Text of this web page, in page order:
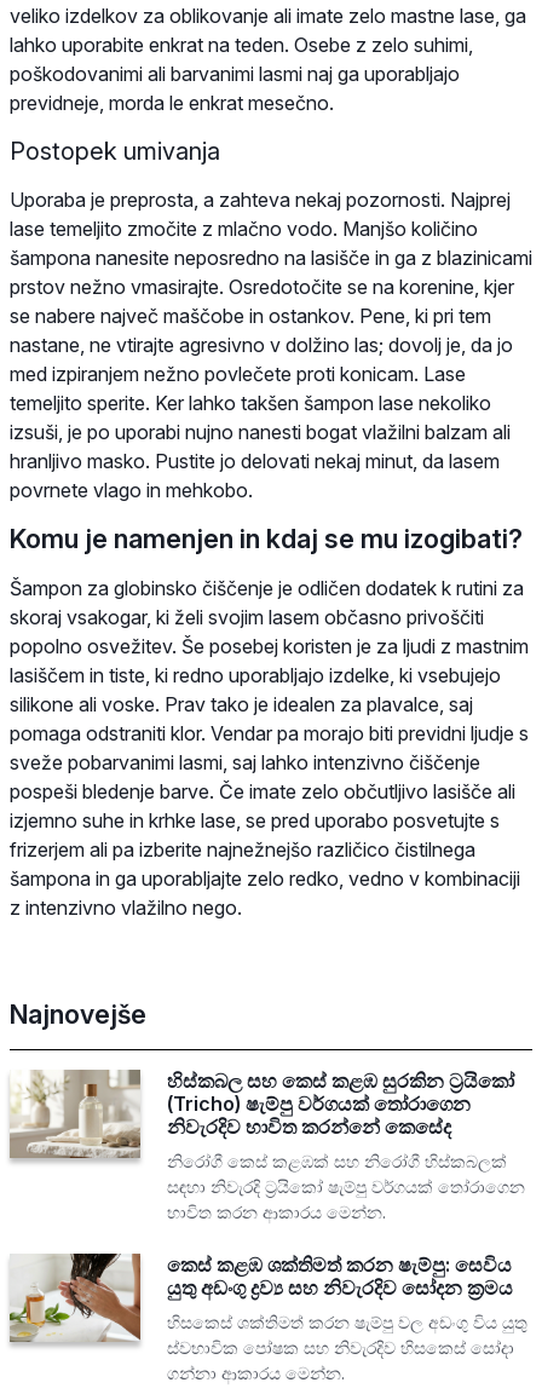
veliko izdelkov za oblikovanje ali imate zelo mastne lase, ga
lahko uporabite enkrat na teden. Osebe z zelo suhimi,
poškodovanimi ali barvanimi lasmi naj ga uporabljajo
previdneje, morda le enkrat mesečno.
Postopek umivanja
Uporaba je preprosta, a zahteva nekaj pozornosti. Najprej
lase temeljito zmočite z mlačno vodo. Manjšo količino
šampona nanesite neposredno na lasišče in ga z blazinicami
prstov nežno vmasirajte. Osredotočite se na korenine, kjer
se nabere največ maščobe in ostankov. Pene, ki pri tem
nastane, ne vtirajte agresivno v dolžino las; dovolj je, da jo
med izpiranjem nežno povlečete proti konicam. Lase
temeljito sperite. Ker lahko takšen šampon lase nekoliko
izsuši, je po uporabi nujno nanesti bogat vlažilni balzam ali
hranljivo masko. Pustite jo delovati nekaj minut, da lasem
povrnete vlago in mehkobo.
Komu je namenjen in kdaj se mu izogibati?
Šampon za globinsko čiščenje je odličen dodatek k rutini za
skoraj vsakogar, ki želi svojim lasem občasno privoščiti
popolno osvežitev. Še posebej koristen je za ljudi z mastnim
lasiščem in tiste, ki redno uporabljajo izdelke, ki vsebujejo
silikone ali voske. Prav tako je idealen za plavalce, saj
pomaga odstraniti klor. Vendar pa morajo biti previdni ljudje s
sveže pobarvanimi lasmi, saj lahko intenzivno čiščenje
pospeši bledenje barve. Če imate zelo občutljivo lasišče ali
izjemno suhe in krhke lase, se pred uporabo posvetujte s
frizerjem ali pa izberite najnežnejšo različico čistilnega
šampona in ga uporabljajte zelo redko, vedno v kombinaciji
z intenzivno vlažilno nego.
Najnovejše
හිස්කබල සහ කෙස් කළඹ සුරකින ට්‍රයිකෝ
(Tricho) ෂැම්පු වර්ගයක් තෝරාගෙන
නිවැරදිව භාවිත කරන්නේ කෙසේද
නිරෝගී කෙස් කළඹක් සහ නිරෝගී හිස්කබලක්
සඳහා නිවැරදි ට්‍රයිකෝ ෂැම්පු වර්ගයක් තෝරාගෙන
භාවිත කරන ආකාරය මෙන්න.
කෙස් කළඹ ශක්තිමත් කරන ෂැම්පු: සෙවිය
යුතු අඩංගු ද්‍රව්‍ය සහ නිවැරදිව සෝදන ක්‍රමය
හිසකෙස් ශක්තිමත් කරන ෂැම්පු වල අඩංගු විය යුතු
ස්වභාවික පෝෂක සහ නිවැරදිව හිසකෙස් සෝදා
ගන්නා ආකාරය මෙන්න.